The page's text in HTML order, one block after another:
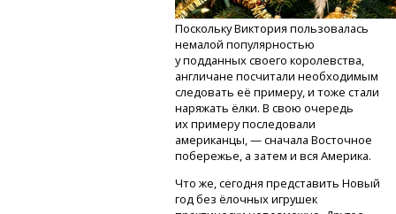
Поскольку Виктория пользовалась
немалой популярностью
у подданных своего королевства,
англичане посчитали необходимым
следовать её примеру, и тоже стали
наряжать ёлки. В свою очередь
их примеру последовали
американцы, — сначала Восточное
побережье, а затем и вся Америка.
Что же, сегодня представить Новый
год без ёлочных игрушек